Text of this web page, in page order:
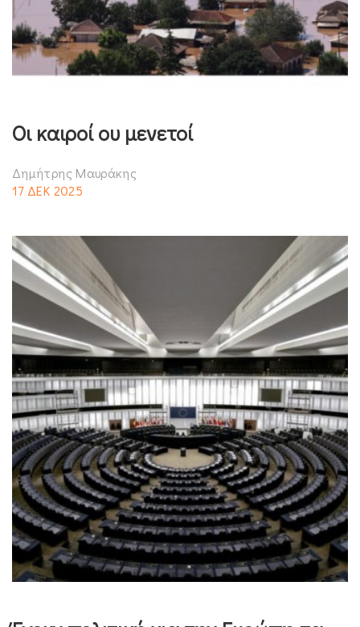
Οι καιροί ου μενετοί
Δημήτρης Μαυράκης
17 ΔΕΚ 2025